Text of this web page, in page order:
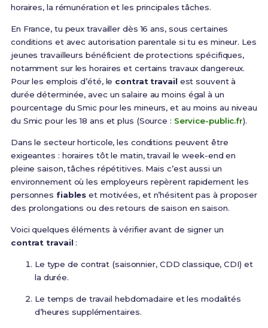
horaires, la rémunération et les principales tâches.
En France, tu peux travailler dès 16 ans, sous certaines
conditions et avec autorisation parentale si tu es mineur. Les
jeunes travailleurs bénéficient de protections spécifiques,
notamment sur les horaires et certains travaux dangereux.
Pour les emplois d’été, le contrat travailest souvent à
durée déterminée, avec un salaire au moins égal à un
pourcentage du Smic pour les mineurs, et au moins au niveau
du Smic pour les 18 ans et plus (Source : Service-public.fr).
Dans le secteur horticole, les conditions peuvent être
exigeantes : horaires tôt le matin, travail le week-end en
pleine saison, tâches répétitives. Mais c’est aussi un
environnement où les employeurs repèrent rapidement les
personnes fiables et motivées, et n’hésitent pas à proposer
des prolongations ou des retours de saison en saison.
Voici quelques éléments à vérifier avant de signer un
contrat travail:
Le type de contrat (saisonnier, CDD classique, CDI) et
la durée.
Le temps de travail hebdomadaire et les modalités
d’heures supplémentaires.